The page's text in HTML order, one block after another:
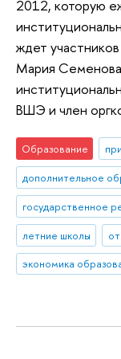
2012, которую
ждет
Мария
ВШЭ и член
Образование
дополнительное
государственное
летние школы
экономика